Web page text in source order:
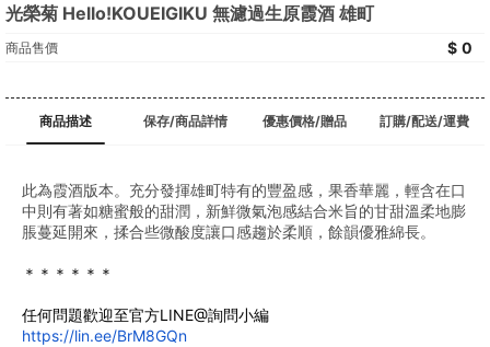
光榮菊 Hello!KOUEIGIKU 無濾過生原霞酒 雄町
商品售價 0
商品描述 保存/商品詳情 優惠價格/贈品 訂購/配送/運費
此為霞酒版本。充分發揮雄町特有的豐盈感，果香華麗，輕含在口
中則有著如糖蜜般的甜潤，新鮮微氣泡感結合米旨的甘甜溫柔地膨
脹蔓延開來，揉合些微酸度讓口感趨於柔順，餘韻優雅綿長。
﻿＊＊＊＊＊＊
任何問題歡迎至官方LINE@詢問小編
https://lin.ee/BrM8GQn